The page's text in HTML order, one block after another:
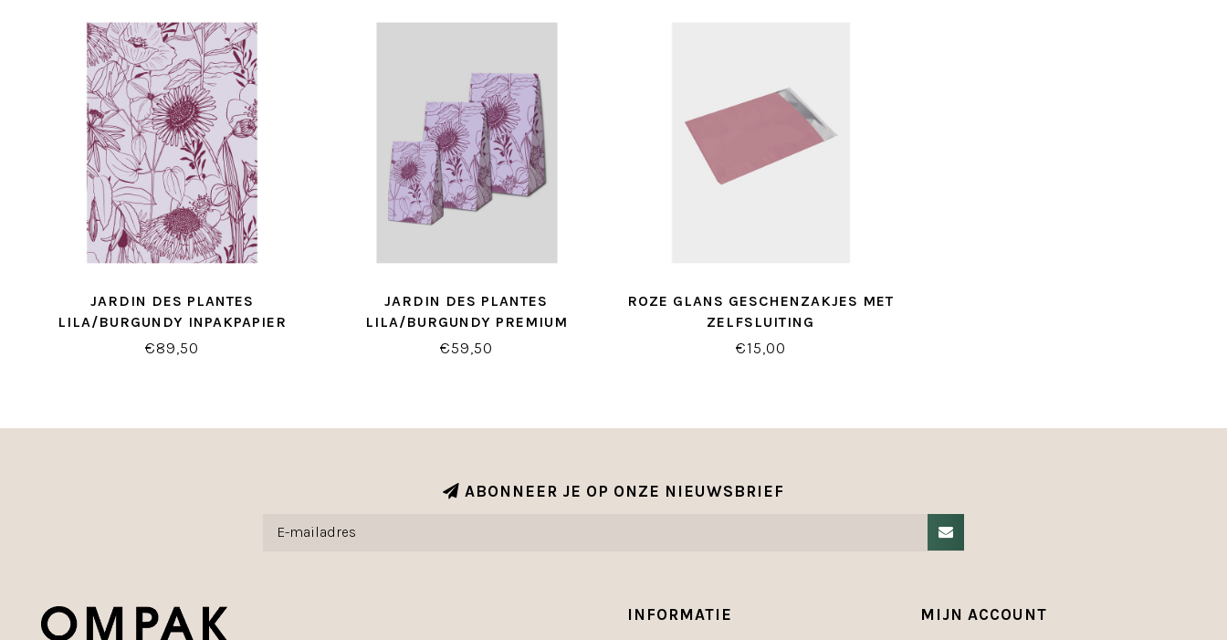
JARDIN DES PLANTES
LILA/BURGUNDY INPAKPAPIER
€89,50
JARDIN DES PLANTES
LILA/BURGUNDY PREMIUM
BLOKBODEMZAKJES
€59,50
ROZE GLANS GESCHENZAKJES MET
ZELFSLUITING
€15,00
ABONNEER JE OP ONZE NIEUWSBRIEF
INFORMATIE MIJN ACCOUNT